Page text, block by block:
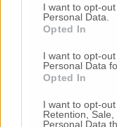
I want to opt-
Personal Data.
Opted In
I want to opt-
Personal Data
Opted In
I want to opt-
Retention,
Personal Data
Fiera di
indicato la
del contagio e
normalità. Non
dunque avere